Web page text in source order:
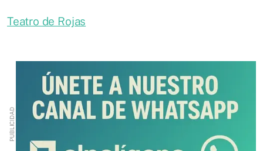
Teatro de Rojas